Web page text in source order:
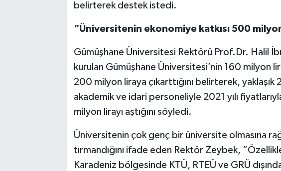
belirterek destek istedi.
“Üniversitenin ekonomiye katkısı 500
Gümüşhane Üniversitesi Rektörü Prof.Dr. Halil
kurulan Gümüşhane Üniversitesi’nin 160 milyon
200 milyon liraya çıkarttığını belirterek,
akademik ve idari personeliyle 2021 yılı
milyon lirayı aştığını söyledi.
Üniversitenin çok genç bir üniversite olmasına
tırmandığını ifade eden Rektör Zeybek,
Karadeniz bölgesinde KTÜ, RTEÜ ve GRÜ